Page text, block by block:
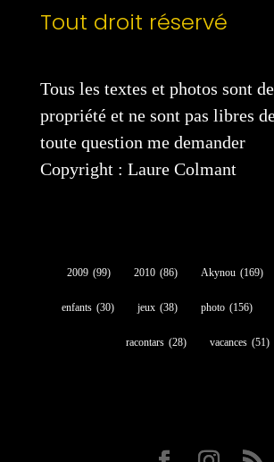
Tout droit réservé
Tous les textes et photos sont
propriété et ne sont pas libres
toute question me demander
Copyright : Laure Colmant
2009 (99) 2010 (86) Akynou (169)
enfants (30) jeux (38) photo (156)
racontars (28) vacances (51)